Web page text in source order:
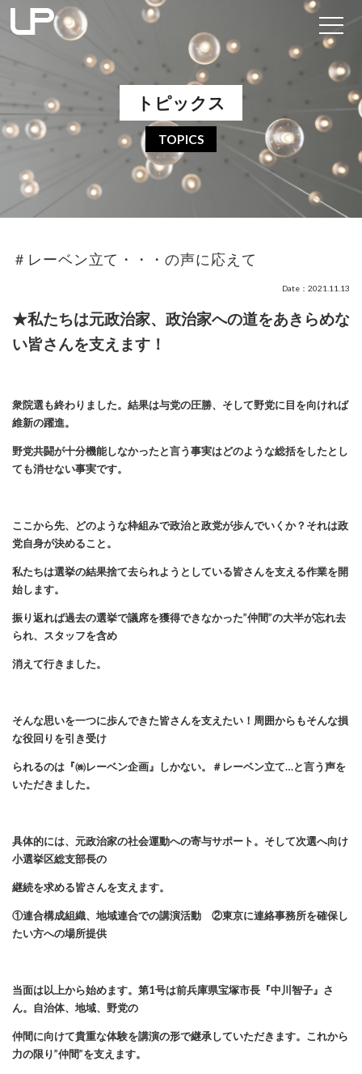
トピックス
TOPICS
＃レーベン立て・・・の声に応えて
Date：2021.11.13
★私たちは元政治家、政治家への道をあきらめな
い皆さんを支えます！
衆院選も終わりました。結果は与党の圧勝、そして野党に目を向ければ
維新の躍進。
野党共闘が十分機能しなかったと言う事実はどのような総括をしたとし
ても消せない事実です。
ここから先、どのような枠組みで政治と政党が歩んでいくか？それは政
党自身が決めること。
私たちは選挙の結果捨て去られようとしている皆さんを支える作業を開
始します。
振り返れば過去の選挙で議席を獲得できなかった”仲間”の大半が忘れ去
られ、スタッフを含め
消えて行きました。
そんな思いを一つに歩んできた皆さんを支えたい！周囲からもそんな損
な役回りを引き受け
られるのは『㈱レーベン企画』しかない。＃レーベン立て…と言う声を
いただきました。
具体的には、元政治家の社会運動への寄与サポート。そして次選へ向け
小選挙区総支部長の
継続を求める皆さんを支えます。
①連合構成組織、地域連合での講演活動 ②東京に連絡事務所を確保し
たい方への場所提供
当面は以上から始めます。第1号は前兵庫県宝塚市長『中川智子』さ
ん。自治体、地域、野党の
仲間に向けて貴重な体験を講演の形で継承していただきます。これから
力の限り”仲間”を支えます。